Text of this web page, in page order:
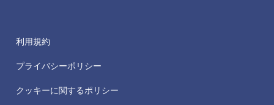
利用規約
プライバシーポリシー
クッキーに関するポリシー